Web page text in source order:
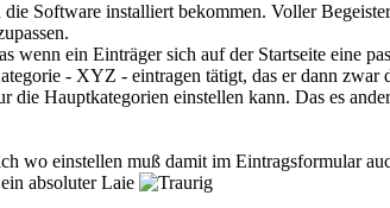
Software installiert bekommen. Voller
wenn ein Einträger sich auf der Startseite eine
- XYZ - eintragen tätigt, das er dann zwar
die Hauptkategorien einstellen kann. Das es
wo einstellen muß damit im Eintragsformular
absoluter Laie